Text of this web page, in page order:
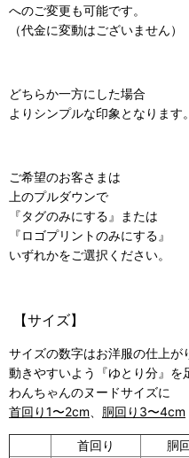
へのご変更も可能です。
（代金に変動はございません）
どちらか一方にした場合
よりシンプルな印象となります。
ご希望のお客さまは
上のプルダウンで
『タグのみにする』または
『ロゴプリントのみにする』
いずれかをご選択ください。
【サイズ】
サイズの数字はお洋服の仕上が
動きやすいよう『ゆとり分』を
わんちゃんのヌードサイズに
首回り1〜2cm
胴回り3〜4cm
首回り 胴